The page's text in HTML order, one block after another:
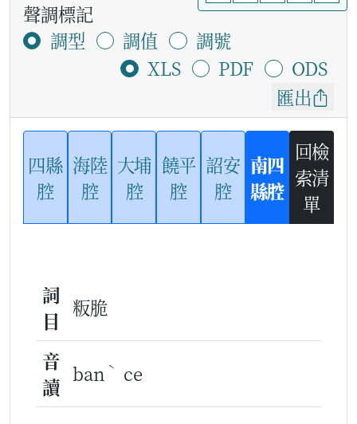
聲調標記
調型
調值
調號
XLS
PDF
ODS
匯出
四縣
腔
海陸
腔
大埔
腔
饒平
腔
詔安
腔
南四
縣腔
回檢
索清
單
詞
目
粄脆
音
讀
ban ˋ ce